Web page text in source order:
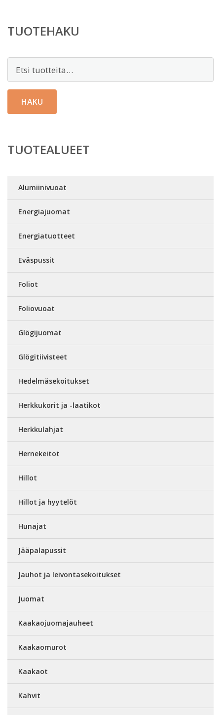
TUOTEHAKU
HAKU
TUOTEALUEET
Alumiinivuoat
Energiajuomat
Energiatuotteet
Eväspussit
Foliot
Foliovuoat
Glögijuomat
Glögitiivisteet
Hedelmäsekoitukset
Herkkukorit ja -laatikot
Herkkulahjat
Hernekeitot
Hillot
Hillot ja hyytelöt
Hunajat
Jääpalapussit
Jauhot ja leivontasekoitukset
Juomat
Kaakaojuomajauheet
Kaakaomurot
Kaakaot
Kahvit